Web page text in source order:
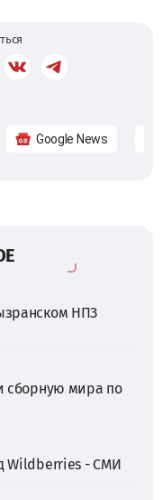
Google News
НПЗ
сборную мира по
Wildberries - СМИ